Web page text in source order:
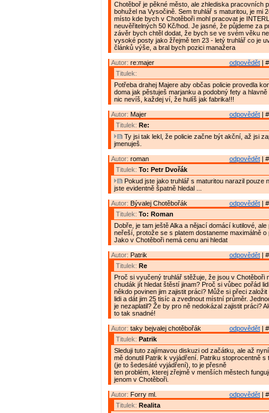
Chotěboř je pěkné město, ale zhlediska pracovních
bohužel na Vysočině. Sem truhlář s maturitou, je mi
místo kde bych v Chotěboři mohl pracovat je
neuvěřitelných 50 Kč/hod. Je jasné, že půjdeme za
závěr bych chtěl dodat, že bych se ve svém věku
vysoké posty jako žřejmě ten 23 - letý truhlář co je
článků výše, a bral bych pozici manažera
odpovědět |
Autor: re:majer
Titulek:
Potřeba drahej Majere aby občas policie provedla
doma jak pěstuješ marjanku a podobný fety a hlavně
nic nevíš, každej ví, že hulíš jak fabrika!!!
odpovědět |
Autor: Majer
Titulek: Re:
Ty jsi tak lekl, že policie začne být akční, až jsi
jmenuješ.
odpovědět |
Autor: roman
Titulek: To: Petr Dvořák
Pokud jste jako truhlář s maturitou narazil pouze
jste evidentně špatně hledal ...
odpovědět |
Autor: Bývalej Chotěbořák
Titulek: To: Roman
Dobře, je tam ještě Alka a nějací domácí kutilové, ale
neřeší, protože se s platem dostaneme maximálně
Jako v Chotěboři nemá cenu ani hledat
odpovědět |
Autor: Patrik
Titulek: Re
Proč si vyučený truhlář stěžuje, že jsou v Chotěboři
chudák jít hledat štěstí jinam? Proč si vůbec pořád
někdo povinen jim zajistit práci? Může si přeci
lidi a dát jim 25 tisíc a zvednout místní průměr.
je nezaplatil? Že by pro ně nedokázal zajistit práci?
to tak snadné!
odpovědět |
Autor: taky bejvalej chotěbořák
Titulek: Patrik
Sleduji tuto zajímavou diskuzi od začátku, ale až nyní
mě donutil Patrik k vyjádření. Patriku stoprocentně s
(je to šedesáté vyjádření), to je přesně
ten problém, kterej zřejmě v menších městech
jenom v Chotěboři.
odpovědět |
Autor: Forry ml.
Titulek: Realita